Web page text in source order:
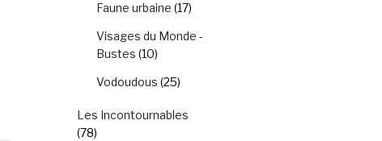
Faune urbaine (17)
Visages du Monde -
Bustes (10)
Vodoudous (25)
Les Incontournables
(78)